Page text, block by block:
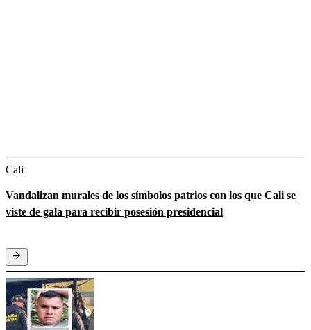
Cali
Vandalizan murales de los símbolos patrios con los que Cali se
viste de gala para recibir posesión presidencial